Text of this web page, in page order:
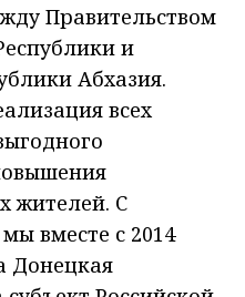
Правительством
и
Абхазия.
всех
жителей. С
вместе с 2014
Донецкая